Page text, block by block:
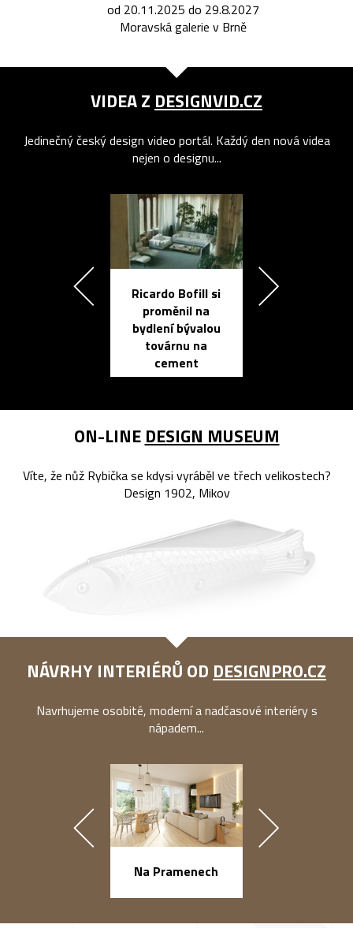
od 20.11.2025 do 29.8.2027
Moravská galerie v Brně
VIDEA Z DESIGNVID.CZ
Jedinečný český design video portál. Každý den nová videa
nejen o designu...
Ricardo Bofill si
proměnil na
bydlení bývalou
továrnu na
cement
ON-LINE DESIGN MUSEUM
Víte, že nůž Rybička se kdysi vyráběl ve třech velikostech?
Design 1902, Mikov
NÁVRHY INTERIÉRŮ OD DESIGNPRO.CZ
Navrhujeme osobité, moderní a nadčasové interiéry s
nápadem...
Na Pramenech